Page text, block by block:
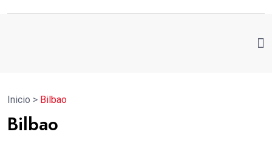
Inicio > Bilbao
Bilbao